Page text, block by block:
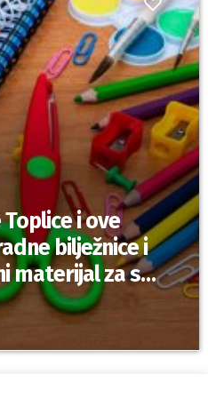
i ove
bilježnice i
materijal za sve